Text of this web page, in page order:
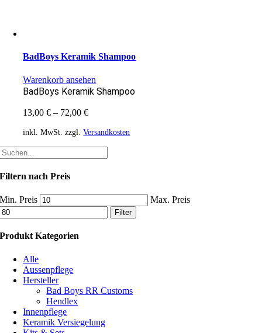
BadBoys Keramik Shampoo
Warenkorb ansehen
BadBoys Keramik Shampoo
13,00€ – 72,00€
inkl. MwSt. zzgl.Versandkosten
Filtern nach Preis
Min. Preis Max. Preis
Filter
Produkt Kategorien
Alle
Aussenpflege
Hersteller
Bad Boys RR Customs
Hendlex
Innenpflege
Keramik Versiegelung